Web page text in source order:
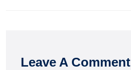
Leave A Comment